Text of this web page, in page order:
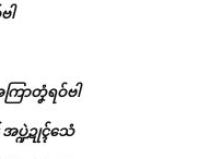
ါ
ြာတၞံရဝ်ဗါ
ပ္ဍဲဍုၚ်သေံ